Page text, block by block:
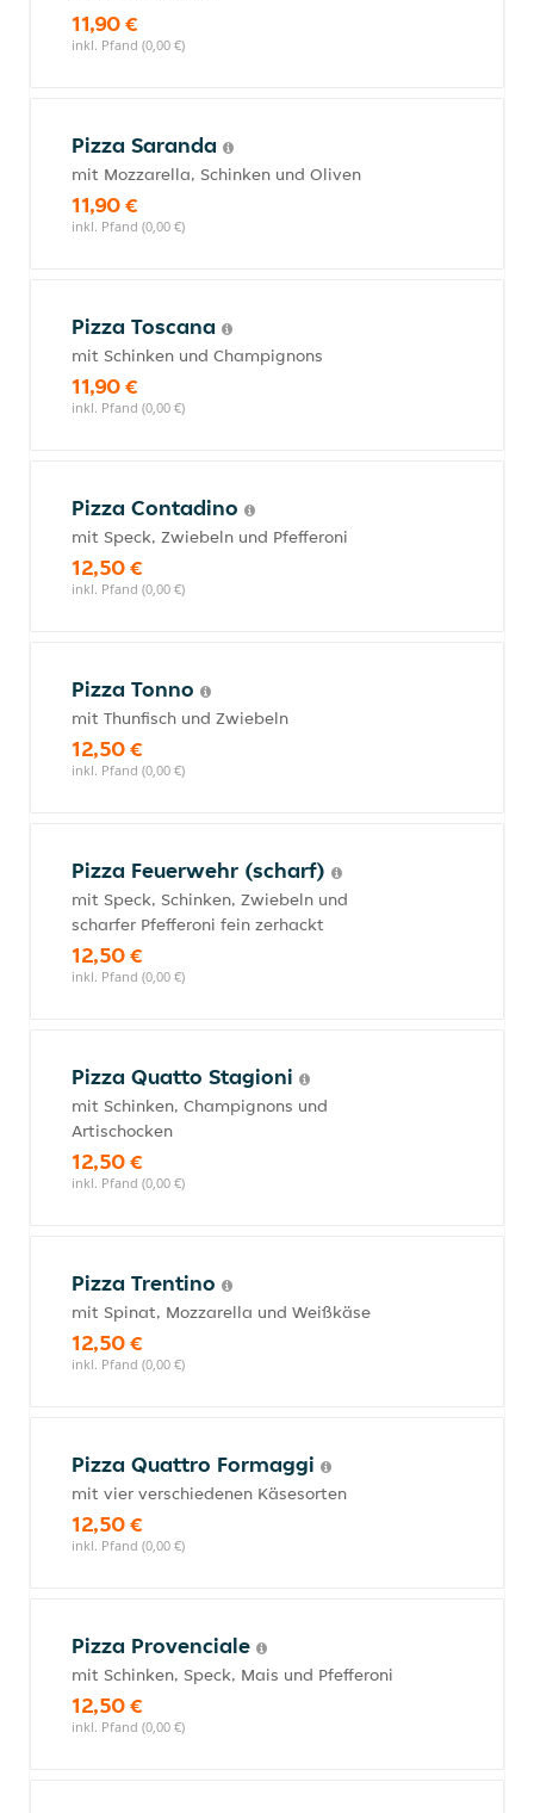
11,90 €
inkl. Pfand (0,00 €)
Pizza Saranda
mit Mozzarella, Schinken und Oliven
11,90 €
inkl. Pfand (0,00 €)
Pizza Toscana
mit Schinken und Champignons
11,90 €
inkl. Pfand (0,00 €)
Pizza Contadino
mit Speck, Zwiebeln und Pfefferoni
12,50 €
inkl. Pfand (0,00 €)
Pizza Tonno
mit Thunfisch und Zwiebeln
12,50 €
inkl. Pfand (0,00 €)
Pizza Feuerwehr (scharf)
mit Speck, Schinken, Zwiebeln und
scharfer Pfefferoni fein zerhackt
12,50 €
inkl. Pfand (0,00 €)
Pizza Quatto Stagioni
mit Schinken, Champignons und
Artischocken
12,50 €
inkl. Pfand (0,00 €)
Pizza Trentino
mit Spinat, Mozzarella und Weißkäse
12,50 €
inkl. Pfand (0,00 €)
Pizza Quattro Formaggi
mit vier verschiedenen Käsesorten
12,50 €
inkl. Pfand (0,00 €)
Pizza Provenciale
mit Schinken, Speck, Mais und Pfefferoni
12,50 €
inkl. Pfand (0,00 €)